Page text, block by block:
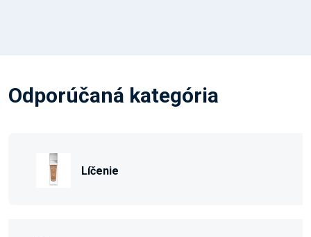
Odporúčaná kategória
Líčenie